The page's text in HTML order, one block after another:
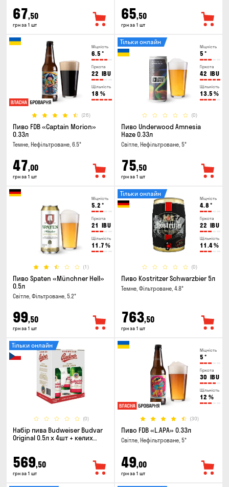
67,50
грн за 1 шт
65,50
грн за 1 шт
Міцність
6.5 °
Гіркота
22 IBU
Щільність
18 %
(26)
Пиво FDB «Captain Morion»
0.33л
Темне, Нефільтроване, 6.5°
47,00
грн за 1 шт
Міцність
5 °
Гіркота
42 IBU
Щільність
13.5 %
(0)
Тільки онлайн
Пиво Underwood Amnesia
Haze 0.33л
Світле, Нефільтроване, 5°
75,50
грн за 1 шт
Міцність
5.2 °
Гіркота
21 IBU
Щільність
11.7 %
(1)
Пиво Spaten «Münchner Hell»
0.5л
Світле, Фільтроване, 5.2°
99,50
грн за 1 шт
Міцність
4.8 °
Гіркота
22 IBU
Щільність
11.4%
(0)
Тільки онлайн
Пиво Kostritzer Schwarzbier 5л
Темне, Фільтроване, 4.8°
763,50
грн за 1 шт
(0)
Тільки онлайн
Набір пива Budweiser Budvar
Original 0.5л х 4шт + келих
569,50
грн за 1 шт
Міцність
5 °
Гіркота
30 IBU
Щільність
12 %
(30)
Пиво FDB «L.APA» 0.33л
Світле, Нефільтроване, 5°
49,00
грн за 1 шт